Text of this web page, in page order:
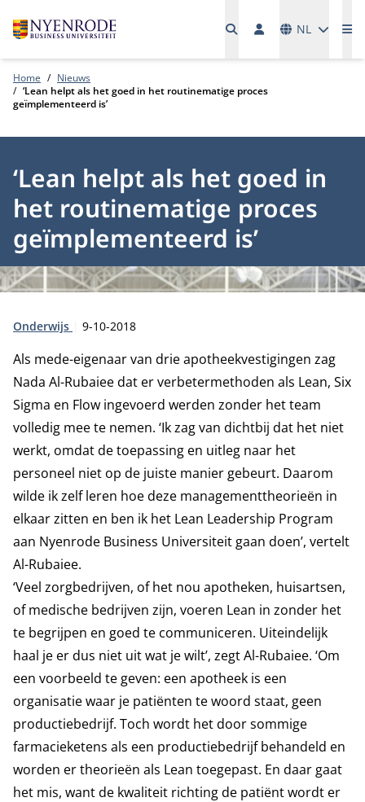
NL
Home
Nieuws
‘Lean helpt als het goed in het routinematige proces
geïmplementeerd is’
‘Lean helpt als het goed in
het routinematige proces
geïmplementeerd is’
Type:
Onderwijs Publicatiedatum:
9-10-2018
Als mede-eigenaar van drie apotheekvestigingen zag
Nada Al-Rubaiee dat er verbetermethoden als Lean, Six
Sigma en Flow ingevoerd werden zonder het team
volledig mee te nemen. ‘Ik zag van dichtbij dat het niet
werkt, omdat de toepassing en uitleg naar het
personeel niet op de juiste manier gebeurt. Daarom
wilde ik zelf leren hoe deze managementtheorieën in
elkaar zitten en ben ik het Lean Leadership Program
aan Nyenrode Business Universiteit gaan doen’, vertelt
Al-Rubaiee.
‘Veel zorgbedrijven, of het nou apotheken, huisartsen,
of medische bedrijven zijn, voeren Lean in zonder het
te begrijpen en goed te communiceren. Uiteindelijk
haal je er dus niet uit wat je wilt’, zegt Al-Rubaiee. ‘Om
een voorbeeld te geven: een apotheek is een
organisatie waar je patiënten te woord staat, geen
productiebedrijf. Toch wordt het door sommige
farmacieketens als een productiebedrijf behandeld en
worden er theorieën als Lean toegepast. En daar gaat
het mis, want de kwaliteit richting de patiënt wordt er